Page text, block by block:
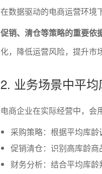
在数据驱动的电商运营环境
促销、清仓等策略的重要依
化，降低运营风险，提升市
2. 业务场景中平
电商企业在实际经营中，会
采购策略：根据平均库龄
促销清仓：识别高库龄商
财务分析：结合平均库龄